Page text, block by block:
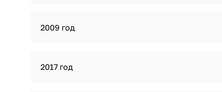
2009 год
2017 год